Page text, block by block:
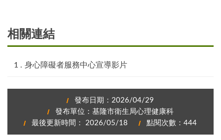
相關連結
身心障礙者服務中心宣導影片
發布日期：2026/04/29
發布單位：基隆市衛生局心理健康科
最後更新時間： 2026/05/18
點閱次數：444